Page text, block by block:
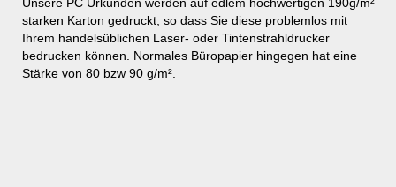
starken Karton gedruckt, so dass Sie diese problemlos mit
Ihrem handelsüblichen Laser- oder Tintenstrahldrucker
bedrucken können. Normales Büropapier hingegen hat eine
Stärke von 80 bzw 90 g/m².